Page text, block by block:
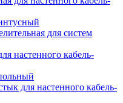
для систем
настенного кабель-
для настенного кабель-